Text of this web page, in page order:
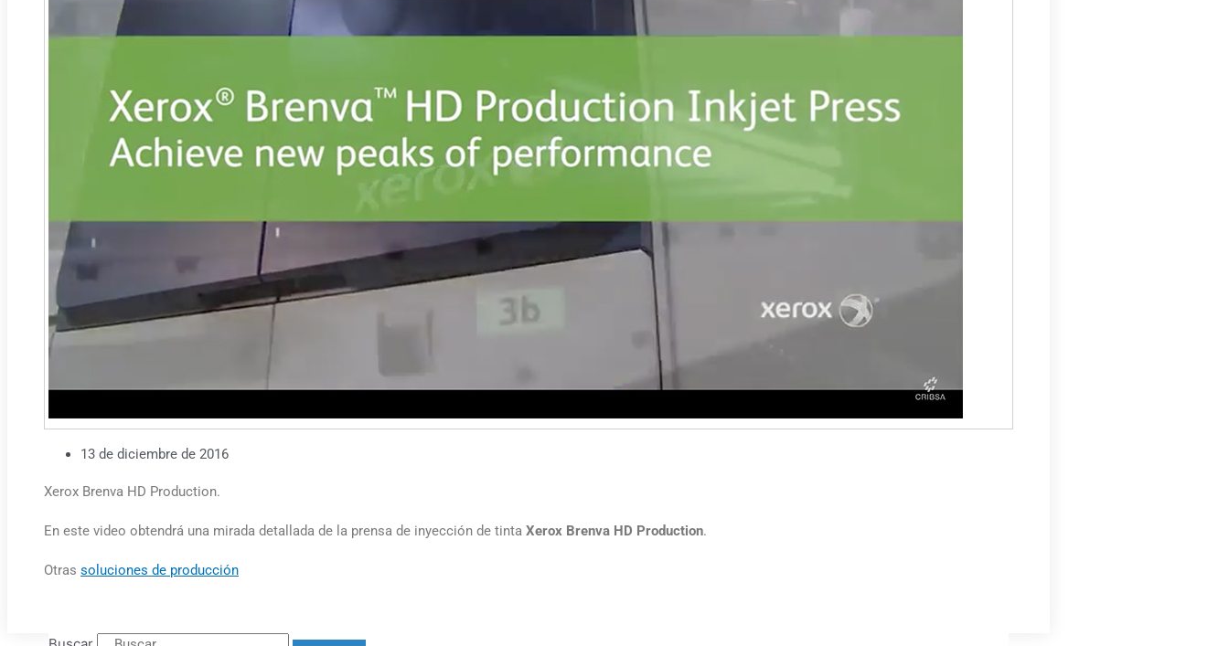
13 de diciembre de 2016
Xerox Brenva HD Production.
En este video obtendrá una mirada detallada de la prensa de inyección de tinta Xerox Brenva HD Production.
Otras soluciones de producción